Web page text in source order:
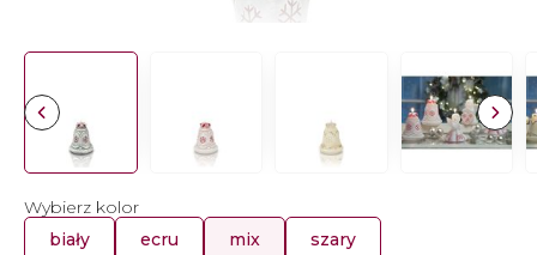
Wybierz kolor
biały
ecru mix szary